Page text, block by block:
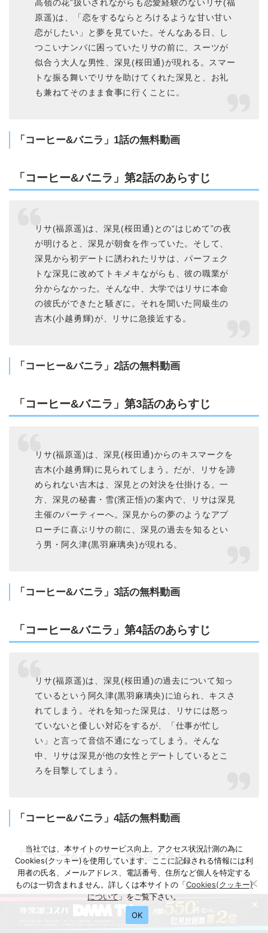
高嶺の花”扱いされながらも恋愛経験のないリサ(福
原遥)は、「恋をするならとろけるような甘い甘い
恋がしたい」と夢を見ていた。そんなある日、し
つこいナンパに困っていたリサの前に、スーツが
似合う大人な男性、深見(桜田通)が現れる。スマー
トな振る舞いでリサを助けてくれた深見と、お礼
も兼ねてそのまま食事に行くことに。
「コーヒー&バニラ」1話の無料動画
「コーヒー&バニラ」第2話のあらすじ
リサ(福原遥)は、深見(桜田通)との“はじめて”の夜
が明けると、深見が朝食を作っていた。そして、
深見から初デートに誘われたリサは、パーフェク
トな深見に改めてトキメキながらも、彼の職業が
分からなかった。そんな中、大学ではリサに本命
の彼氏ができたと騒ぎに。それを聞いた同級生の
吉木(小越勇輝)が、リサに急接近する。
「コーヒー&バニラ」2話の無料動画
「コーヒー&バニラ」第3話のあらすじ
リサ(福原遥)は、深見(桜田通)からのキスマークを
吉木(小越勇輝)に見られてしまう。だが、リサを諦
められない吉木は、深見との対決を仕掛ける。一
方、深見の秘書・雪(濱正悟)の案内で、リサは深見
主催のパーティーへ。深見からの夢のようなアプ
ローチに喜ぶリサの前に、深見の過去を知るとい
う男・阿久津(黒羽麻璃央)が現れる。
「コーヒー&バニラ」3話の無料動画
「コーヒー&バニラ」第4話のあらすじ
リサ(福原遥)は、深見(桜田通)の過去について知っ
ているという阿久津(黒羽麻璃央)に迫られ、キスさ
れてしまう。それを知った深見は、リサには怒っ
ていないと優しい対応をするが、「仕事が忙し
い」と言って音信不通になってしまう。そんな
中、リサは深見が他の女性とデートしているとこ
ろを目撃してしまう。
「コーヒー&バニラ」4話の無料動画
「コーヒー&バニラ」第5話のあらすじ
阿久津(黒羽麻璃央)は、リサ(福原遥)を阿久津コー
ポレーションの広告モデルに起用し、強引なアプ
当社では、本サイトのサービス向上、アクセス状況計測の為に
Cookies(クッキー)を使用しています。ここに記録される情報には利
用者の氏名、メールアドレス、電話番号、住所など個人を特定する
ものは一切含まれません。詳しくは本サイトの「Cookies(クッキー)
について 」をご覧下さい。
OK